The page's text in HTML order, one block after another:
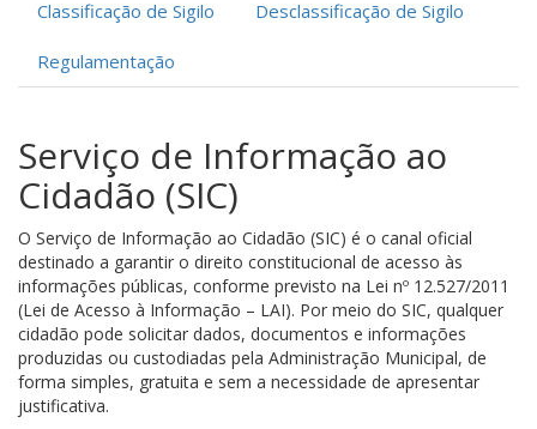
Classificação de Sigilo Desclassificação de Sigilo
Regulamentação
Serviço de Informação ao
Cidadão (SIC)
O Serviço de Informação ao Cidadão (SIC) é o canal oficial
destinado a garantir o direito constitucional de acesso às
informações públicas, conforme previsto na Lei nº 12.527/2011
(Lei de Acesso à Informação – LAI). Por meio do SIC, qualquer
cidadão pode solicitar dados, documentos e informações
produzidas ou custodiadas pela Administração Municipal, de
forma simples, gratuita e sem a necessidade de apresentar
justificativa.